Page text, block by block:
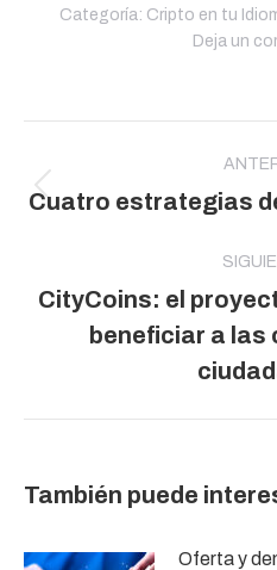
Categoría: Cripto en tu
Deja un
entre
publicaciones
Cuatro estrategias
CityCoins: el
beneficiar a las
También puede
Oferta y